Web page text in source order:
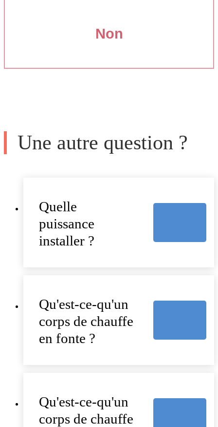
Non
Une autre question ?
Quelle
puissance
installer ?
Qu'est-ce-qu'un
corps de chauffe
en fonte ?
Qu'est-ce-qu'un
corps de chauffe